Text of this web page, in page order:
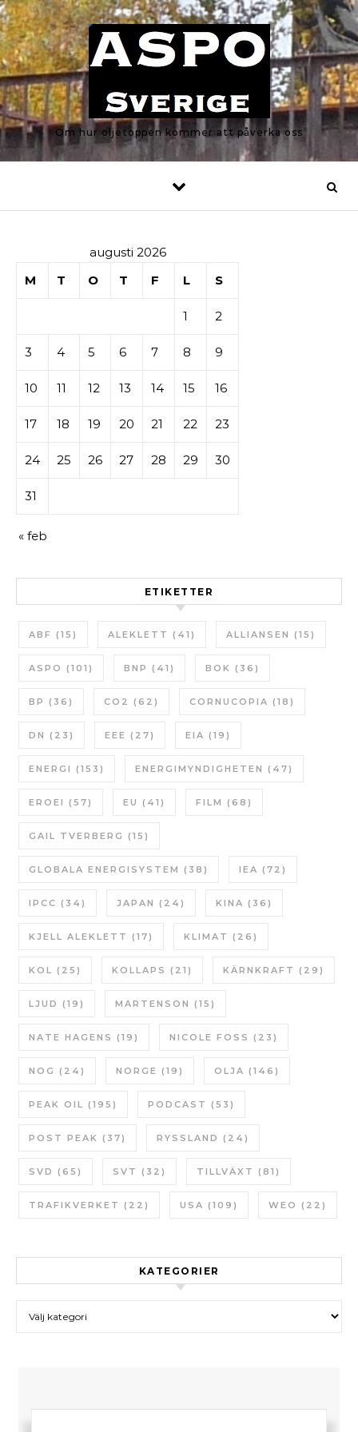
Skip to content
Om hur oljetoppen kommer att påverka oss
augusti 2026
M
T O T F L S
1 2
3 4 5 6 7 8 9
10 11 12 13 14 15 16
17 18 19 20 21 22 23
24 25 26 27 28 29 30
31
« feb
ETIKETTER
ABF (15) ALEKLETT (41) ALLIANSEN (15)
ASPO (101) BNP (41) BOK (36)
BP (36) CO2 (62) CORNUCOPIA (18)
DN (23) EEE (27) EIA (19)
ENERGI (153) ENERGIMYNDIGHETEN (47)
EROEI (57) EU (41) FILM (68)
GAIL TVERBERG (15)
GLOBALA ENERGISYSTEM (38) IEA (72)
IPCC (34) JAPAN (24) KINA (36)
KJELL ALEKLETT (17) KLIMAT (26)
KOL (25) KOLLAPS (21) KÄRNKRAFT (29)
LJUD (19) MARTENSON (15)
NATE HAGENS (19) NICOLE FOSS (23)
NOG (24) NORGE (19) OLJA (146)
PEAK OIL (195) PODCAST (53)
POST PEAK (37) RYSSLAND (24)
SVD (65) SVT (32) TILLVÄXT (81)
TRAFIKVERKET (22) USA (109) WEO (22)
KATEGORIER